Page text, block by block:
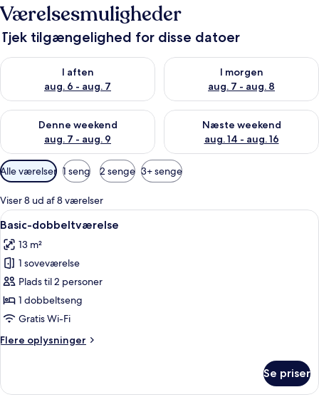
Værelsesmuligheder
Tjek tilgængelighed for disse datoer
I aften
aug. 6 - aug. 7
Tjek tilgængelighed for i aften aug. 6 - aug. 7
I morgen
aug. 7 - aug. 8
Tjek tilgængelighed for i
Denne weekend
aug. 7 - aug. 9
Tjek tilgængelighed for denne weekend aug. 7 - aug. 9
Næste weekend
aug. 14 - aug. 16
Tjek tilgængelighed for næste
Tilgængelige
filtre
for
værelser
Alle værelser 1 seng 2 senge 3+ senge
Viser 8 ud af 8 værelser
Indlæs
alle
billeder
af
Basic-
dobbeltværelse
Basic-dobbeltværelse | Udsigt til
8
Basic-dobbeltværelse
13 m²
1 soveværelse
Plads til 2 personer
1 dobbeltseng
Gratis Wi-Fi
Flere oplysninger
Flere
dobbeltværelse
Se priser